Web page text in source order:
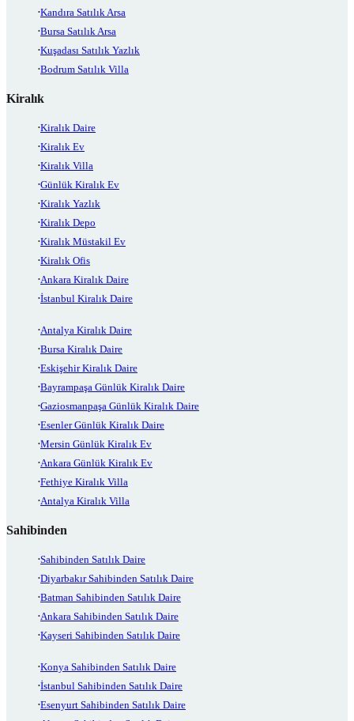
Kandıra Satılık Arsa
Bursa Satılık Arsa
Kuşadası Satılık Yazlık
Bodrum Satılık Villa
Kiralık
Kiralık Daire
Kiralık Ev
Kiralık Villa
Günlük Kiralık Ev
Kiralık Yazlık
Kiralık Depo
Kiralık Müstakil Ev
Kiralık Ofis
Ankara Kiralık Daire
İstanbul Kiralık Daire
Antalya Kiralık Daire
Bursa Kiralık Daire
Eskişehir Kiralık Daire
Bayrampaşa Günlük Kiralık Daire
Gaziosmanpaşa Günlük Kiralık Daire
Esenler Günlük Kiralık Daire
Mersin Günlük Kiralık Ev
Ankara Günlük Kiralık Ev
Fethiye Kiralık Villa
Antalya Kiralık Villa
Sahibinden
Sahibinden Satılık Daire
Diyarbakır Sahibinden Satılık Daire
Batman Sahibinden Satılık Daire
Ankara Sahibinden Satılık Daire
Kayseri Sahibinden Satılık Daire
Konya Sahibinden Satılık Daire
İstanbul Sahibinden Satılık Daire
Esenyurt Sahibinden Satılık Daire